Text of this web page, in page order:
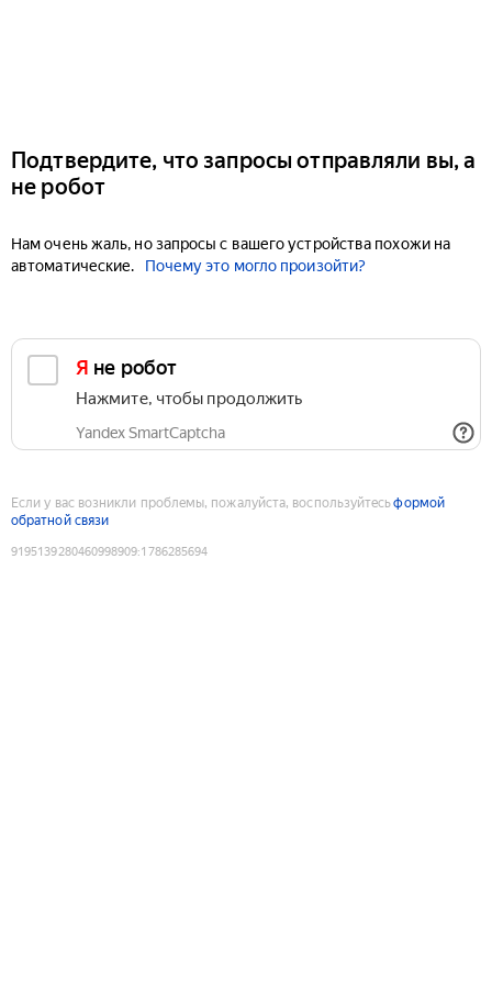
Подтвердите, что запросы отправляли вы, а
не робот
Нам очень жаль, но запросы с вашего устройства похожи на
автоматические.
Почему это могло произойти?
Я не робот
Нажмите, чтобы продолжить
Yandex SmartCaptcha
Если у вас возникли проблемы, пожалуйста, воспользуйтесьформой
обратной связи
9195139280460998909:1786285694